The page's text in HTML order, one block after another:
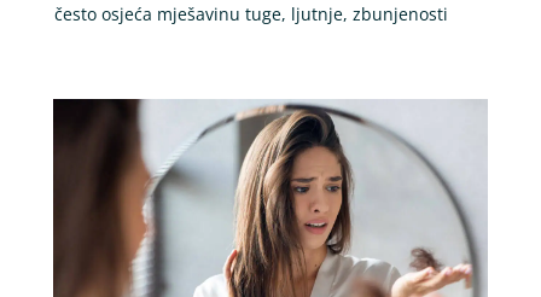
često osjeća mješavinu tuge, ljutnje, zbunjenosti